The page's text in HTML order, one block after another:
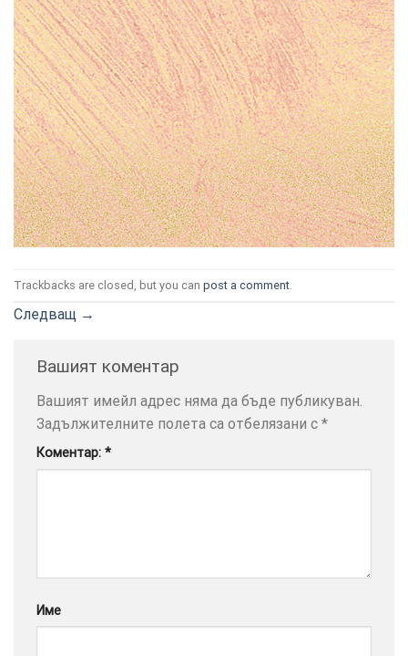
Trackbacks are closed, but you can post a comment
Следващ →
Вашият коментар
Вашият имейл адрес няма да бъде публикуван.
Задължителните полета са отбелязани с *
Коментар: *
Име
× ТОЗИ
САЙТ
ИЗПОЛЗВА
ПОВЕЧЕ
ИНФОРМАЦИЯ
ДА
НАМЕРИТЕ
ТУК.
УСЛУГИ ОПЦИИ